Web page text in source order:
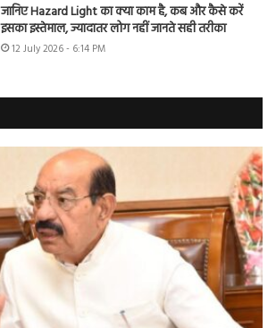
जानिए Hazard Light का क्या काम है, कब और कैसे करें
इसका इस्तेमाल, ज्यादातर लोग नहीं जानते सही तरीका
12 July 2026 - 6:14 PM